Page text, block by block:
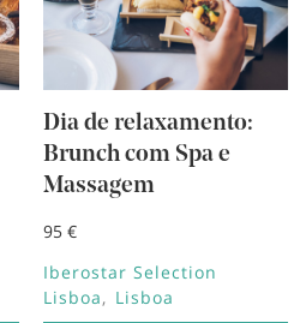
Dia de relaxamento:
Brunch com Spa e
Massagem
95 €
Iberostar Selection
Lisboa
Lisboa